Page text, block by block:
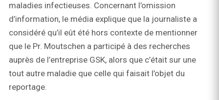
maladies infectieuses. Concernant l’omission
d’information, le média explique que la journaliste a
considéré qu’il eût été hors contexte de mentionner
que le Pr. Moutschen a participé à des recherches
auprès de l’entreprise GSK, alors que c’était sur une
tout autre maladie que celle qui faisait l’objet du
reportage.